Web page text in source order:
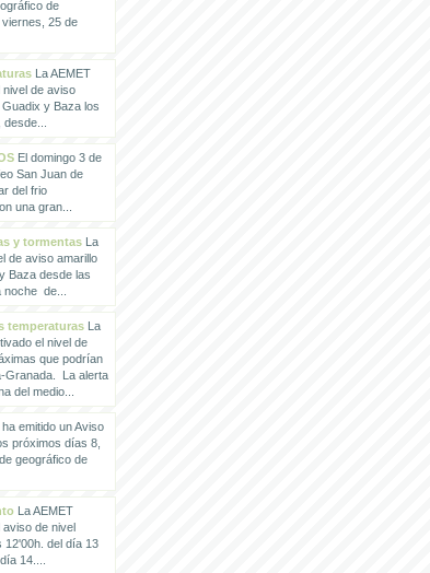
de
25 de
La AEMET
de aviso
y Baza los
El domingo 3 de
San Juan de
del frio
una gran...
y tormentasLa
de aviso amarillo
Baza desde las
de...
temperaturasLa
el nivel de
que podrían
Granada. La alerta
del medio...
emitido un Aviso
próximos días 8,
geográfico de
La AEMET
de nivel
12'00h. del día 13
14....